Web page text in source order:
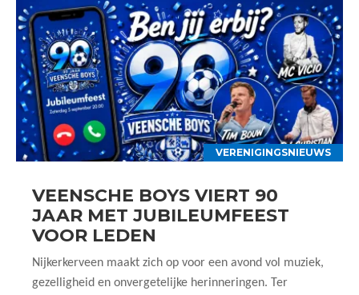
VERENIGINGSNIEUWS
VEENSCHE BOYS VIERT 90
JAAR MET JUBILEUMFEEST
VOOR LEDEN
Nijkerkerveen maakt zich op voor een avond vol muziek,
gezelligheid en onvergetelijke herinneringen. Ter